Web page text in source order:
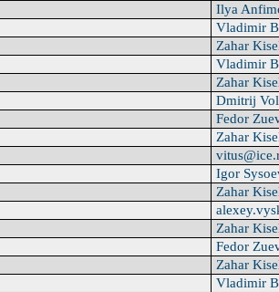
Ilya
Vladimir
Zahar
Vladimir
Zahar
Dmitrij
Fedor
Zahar
Igor
Zahar
Zahar
Fedor
Zahar
Vladimir